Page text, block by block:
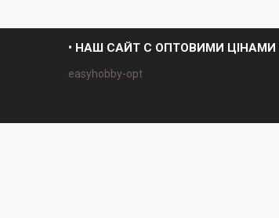
• НАШ САЙТ С ОПТОВИМИ ЦІНАМИ
easyhobby-opt